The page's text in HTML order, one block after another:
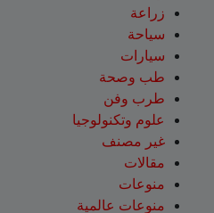
زراعة
سياحة
سيارات
طب وصحة
طرب وفن
علوم وتكنولوجيا
غير مصنف
مقالات
منوعات
منوعات عالمية